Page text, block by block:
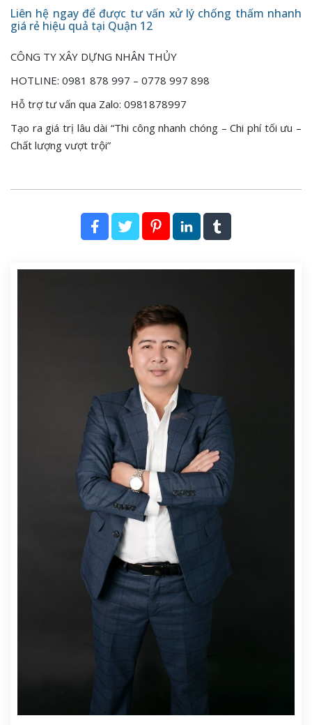
Liên hệ ngay để được tư vấn xử lý chống thấm nhanh
giá rẻ hiệu quả tại Quận 12
CÔNG TY XÂY DỰNG NHÂN THỦY
HOTLINE: 0981 878 997 – 0778 997 898
Hỗ trợ tư vấn qua Zalo: 0981878997
Tạo ra giá trị lâu dài “Thi công nhanh chóng – Chi phí tối ưu –
Chất lượng vượt trội”